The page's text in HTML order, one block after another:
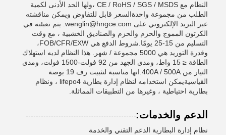
النظام مع CE / RoHS / SGS / MSDS ،ولها الحد الأدنى لكمية
الطلب من مجموعة واحدةالسعر قابل للتفاوض ويمكن مناقشته
عبر البريد الإلكتروني على wenglin@hngce.com. يتم تعبئته في
الكرتون المموج والحزم والحزم والصناديق الخشبية ، مع وقت
التسليم من 15-25 يومًا.شروط الدفع هي FOB/CFR/EXW،
وقدرة التوريد هي 5000 مجموعة / شهر. هذا النظام لديه استهلاك
الطاقة ≤ 15 واط، ومدى الجهد من 92 فولت-1500 فولت، ومدى
التيار من 400A / 500A.انها مناسبة لتثبيت رف 19 بوصة
القياسيةيمكن استخدامه لنظام إدارة بطارية lifepo4 ، ونظام
بطارية احتياطية ، وغيرها من التطبيقات المماثلة.
الدعم والخدمات:
نظام إدارة البطارية الدعم التقني والخدمة